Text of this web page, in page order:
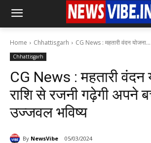
Home Chhattisgarh CG News : महतारी वंदन योजना...
Chhattisgarh
CG News : महतारी वंदन
राशि से रजनी गढ़ेगी अपने
उज्जवल भविष्य
By NewsVibe 05/03/2024